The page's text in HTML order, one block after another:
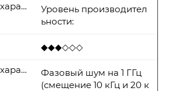
Уровень производител
ьности:
Наименование характеристики
◆◆◆◇◇◇
Фазовый шум на 1 ГГц
(смещение 10 кГц и 20 к
Наименование характеристики